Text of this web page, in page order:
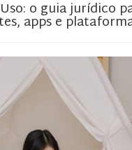
o guia jurídico
apps e